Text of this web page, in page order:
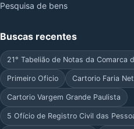
Pesquisa de bens
Buscas recentes
21° Tabelião de Notas da Comarca
Primeiro Oficio Cartorio Faria
Cartorio Vargem Grande Paulista
5 Ofício de Registro Civil das